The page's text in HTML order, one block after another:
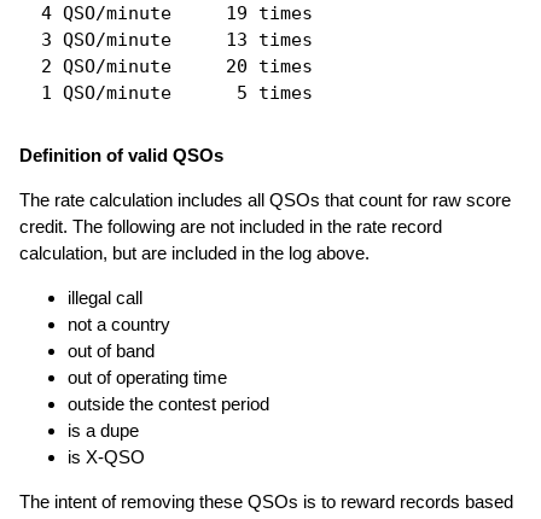
  4 QSO/minute     19 times
  3 QSO/minute     13 times
  2 QSO/minute     20 times
Definition of valid QSOs
The rate calculation includes all QSOs that count for raw score
credit. The following are not included in the rate record
calculation, but are included in the log above.
illegal call
not a country
out of band
out of operating time
outside the contest period
is a dupe
is X-QSO
The intent of removing these QSOs is to reward records based